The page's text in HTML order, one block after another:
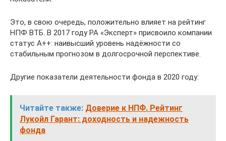
Это, в свою очередь, положительно влияет на рейтинг
НПФ ВТБ. В 2017 году РА «Эксперт» присвоило компании
статус А++: наивысший уровень надёжности со
стабильным прогнозом в долгосрочной перспективе.
Другие показатели деятельности фонда в 2020 году:
Читайте также: Доверие к НПФ. Рейтинг
Лукойл Гарант: доходность и надежность
фонда